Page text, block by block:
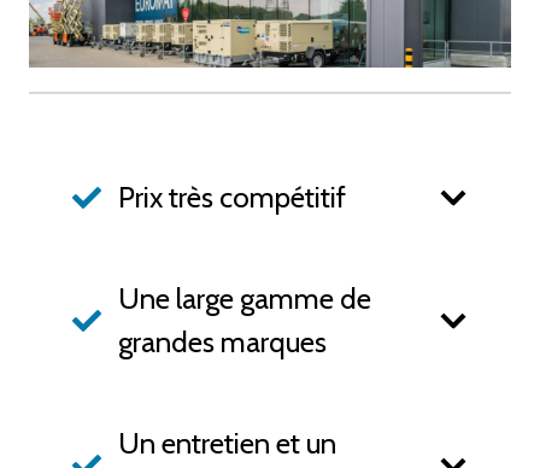
Prix très compétitif
Une large gamme de
grandes marques
Un entretien et un